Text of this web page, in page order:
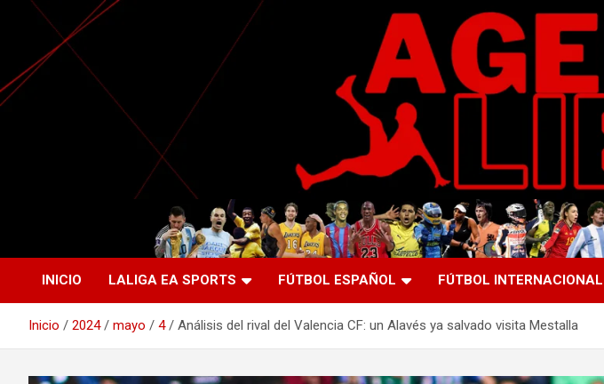
Saltar
contenido
Agente Libre Digital
La nueva generación del periodismo deportivo.
INICIO LALIGA EA SPORTS FÚTBOL ESPAÑOL FÚTBOL INTERNACIONAL
Inicio 2024 mayo 4 Análisis del rival del Valencia CF: un Alavés ya salvado visita Mestalla